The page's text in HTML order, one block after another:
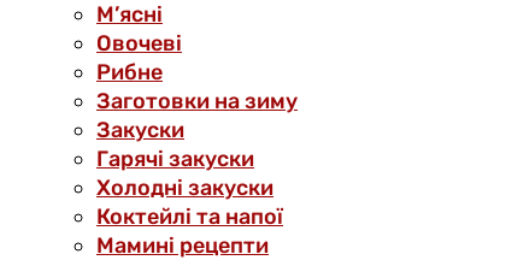
М’ясні
Овочеві
Рибне
Заготовки на зиму
Закуски
Гарячі закуски
Холодні закуски
Коктейлі та напої
Мамині рецепти